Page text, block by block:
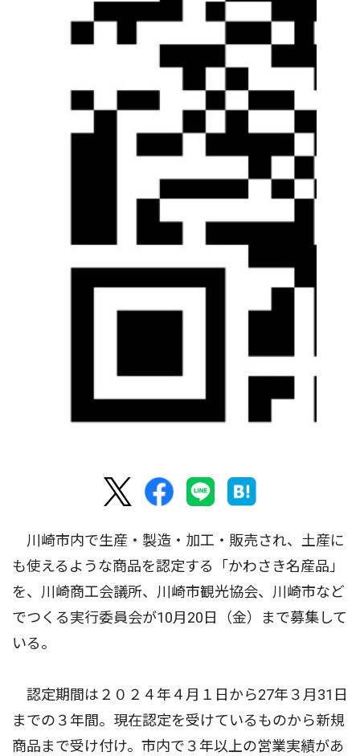
川崎市内で生産・製造・加工・販売され、土産に
も使えるような商品を認定する「かわさき名産品」
を、川崎商工会議所、川崎市観光協会、川崎市など
でつくる実行委員会が10月20日（金）まで募集して
いる。
認定期間は２０２４年４月１日から27年３月31日
までの３年間。現在認定を受けているものから新規
商品まで受け付け。市内で３年以上の営業実績があ